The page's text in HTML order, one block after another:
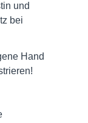
und
bei
Hand